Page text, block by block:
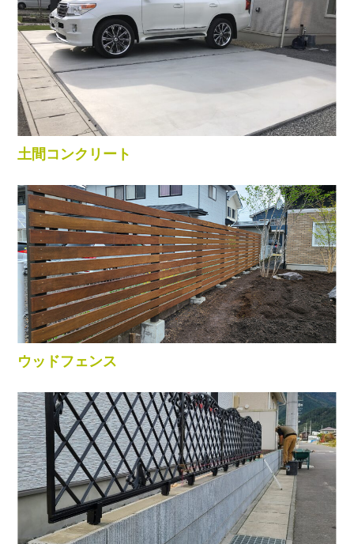
土間コンクリート
ウッドフェンス